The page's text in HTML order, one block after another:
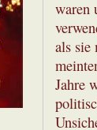
waren
als sie
Jahre